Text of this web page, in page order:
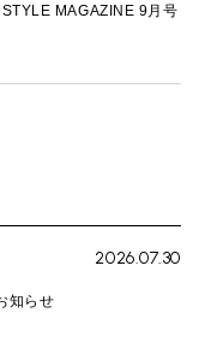
MAGAZINE 9月号
2026.07.30
知らせ